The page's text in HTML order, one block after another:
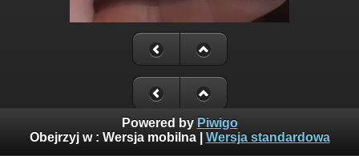
Powered by Piwigo
Obejrzyj w : Wersja mobilna| Wersja standardowa